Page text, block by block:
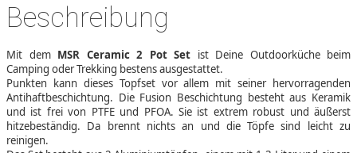
Beschreibung
Mit dem MSR Ceramic 2 Pot Set ist Deine Outdoorküche beim
Camping oder Trekking bestens ausgestattet.
Punkten kann dieses Topfset vor allem mit seiner hervorragenden
Antihaftbeschichtung. Die Fusion Beschichtung besteht aus Keramik
und ist frei von PTFE und PFOA. Sie ist extrem robust und äußerst
hitzebeständig. Da brennt nichts an und die Töpfe sind leicht zu
reinigen.